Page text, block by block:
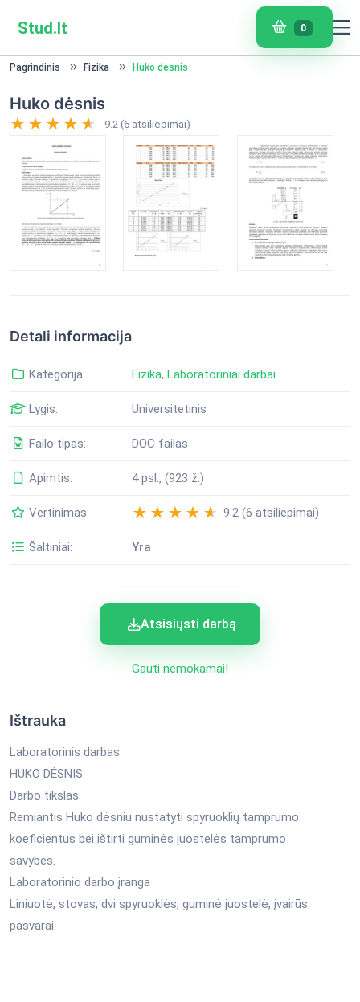
Stud.lt 0
Pagrindinis Fizika Huko dėsnis
Huko dėsnis
9.2 (6 atsiliepimai)
Detali informacija
Kategorija: Fizika, Laboratoriniai darbai
Lygis: Universitetinis
Failo tipas: DOC failas
Apimtis: 4 psl., (923 ž.)
Vertinimas: 9.2 (6 atsiliepimai)
Šaltiniai: Yra
Atsisiųsti darbą
Gauti nemokamai!
Ištrauka
Laboratorinis darbas
HUKO DĖSNIS
Darbo tikslas
Remiantis Huko dėsniu nustatyti spyruoklių tamprumo
koeficientus bei ištirti guminės juostelės tamprumo
savybes.
Laboratorinio darbo įranga
Liniuotė, stovas, dvi spyruoklės, guminė juostelė, įvairūs
pasvarai.